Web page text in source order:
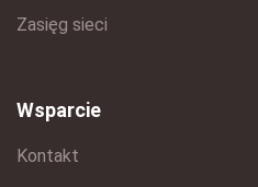
Zasięg sieci
Wsparcie
Kontakt